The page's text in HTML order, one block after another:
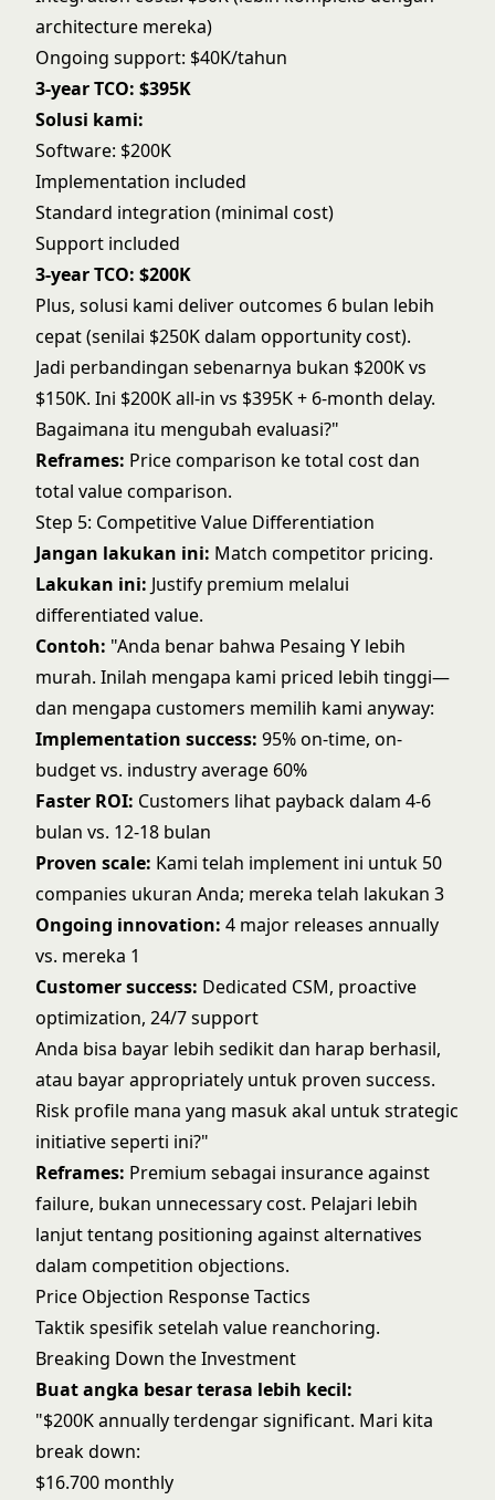
architecture mereka)
Ongoing support: $40K/tahun
3-year TCO: $395K
Solusi kami:
Software: $200K
Implementation included
Standard integration (minimal cost)
Support included
3-year TCO: $200K
Plus, solusi kami deliver outcomes 6 bulan lebih
cepat (senilai $250K dalam opportunity cost).
Jadi perbandingan sebenarnya bukan $200K vs
$150K. Ini $200K all-in vs $395K + 6-month delay.
Bagaimana itu mengubah evaluasi?"
Reframes: Price comparison ke total cost dan
total value comparison.
Step 5: Competitive Value Differentiation
Jangan lakukan ini: Match competitor pricing.
Lakukan ini: Justify premium melalui
differentiated value.
Contoh: "Anda benar bahwa Pesaing Y lebih
murah. Inilah mengapa kami priced lebih tinggi—
dan mengapa customers memilih kami anyway:
Implementation success: 95% on-time, on-
budget vs. industry average 60%
Faster ROI: Customers lihat payback dalam 4-6
bulan vs. 12-18 bulan
Proven scale: Kami telah implement ini untuk 50
companies ukuran Anda; mereka telah lakukan 3
Ongoing innovation: 4 major releases annually
vs. mereka 1
Customer success: Dedicated CSM, proactive
optimization, 24/7 support
Anda bisa bayar lebih sedikit dan harap berhasil,
atau bayar appropriately untuk proven success.
Risk profile mana yang masuk akal untuk strategic
initiative seperti ini?"
Reframes: Premium sebagai insurance against
failure, bukan unnecessary cost. Pelajari lebih
lanjut tentang positioning against alternatives
dalam competition objections.
Price Objection Response Tactics
Taktik spesifik setelah value reanchoring.
Breaking Down the Investment
Buat angka besar terasa lebih kecil:
"$200K annually terdengar significant. Mari kita
break down:
$16.700 monthly